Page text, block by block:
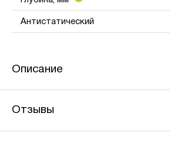
Антистатический
Описание
Отзывы